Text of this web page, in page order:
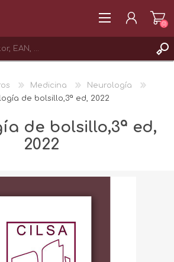
(0)
Medicina
Neurología
de bolsillo,3ª ed, 2022
de bolsillo,3ª ed,
2022